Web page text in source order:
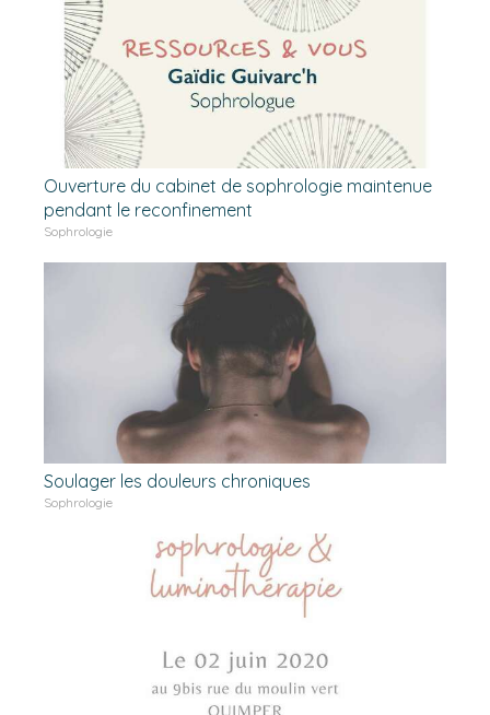
Ouverture du cabinet de sophrologie maintenue
pendant le reconfinement
Sophrologie
Soulager les douleurs chroniques
Sophrologie